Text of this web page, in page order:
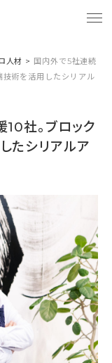
人材 > 国内外で5社連続
術を活用したシリアル
社。ブロック
たシリアルア